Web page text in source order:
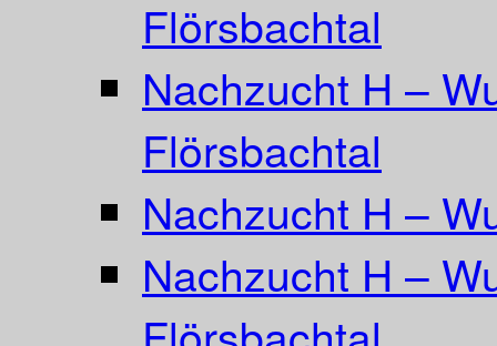
Flörsbachtal
Nachzucht H –
Flörsbachtal
Nachzucht H –
Nachzucht H –